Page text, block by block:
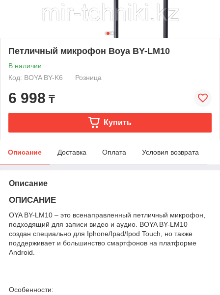
Петличный микрофон Boya BY-LM10
В наличии
Код: BOYA BY-K6
Розница
6 998 ₸
Купить
Описание Доставка Оплата Условия возврата
Описание
ОПИСАНИЕ
OYA BY-LM10 – это всенаправленный петличный микрофон,
подходящий для записи видео и аудио. BOYA BY-LM10
создан специально для Iphone/Ipad/Ipod Touch, но также
поддерживает и большинство смартфонов на платформе
Android.
Особенности: